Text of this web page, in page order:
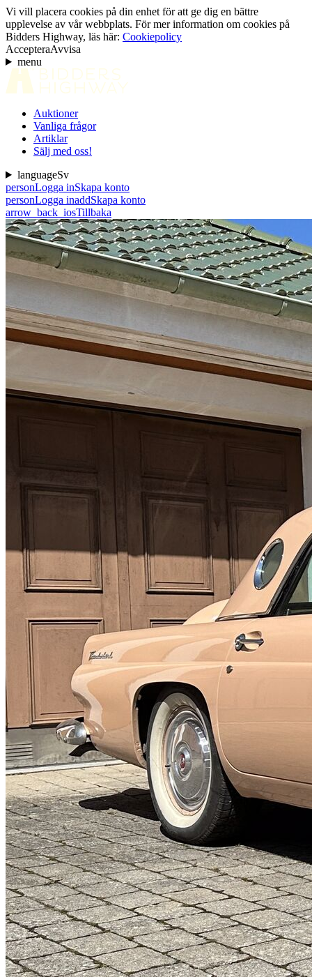
Vi vill placera cookies på din enhet för att ge dig en bättre
upplevelse av vår webbplats. För mer information om cookies på
Bidders Highway, läs här: Cookiepolicy
AccepteraAvvisa
menu
Auktioner
Vanliga frågor
Artiklar
Sälj med oss!
languageSv
personLogga inSkapa konto
personLogga inaddSkapa konto
arrow_back_iosTillbaka